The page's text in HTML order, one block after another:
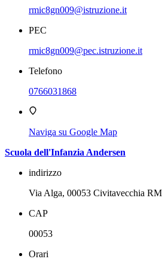
rmic8gn009@istruzione.it
PEC
rmic8gn009@pec.istruzione.it
Telefono
0766031868
Naviga su Google Map
Scuola dell'Infanzia Andersen
indirizzo
Via Alga, 00053 Civitavecchia RM
CAP
00053
Orari